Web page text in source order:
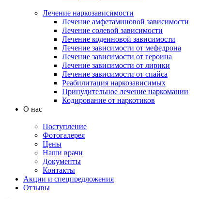
Лечение наркозависимости
Лечение амфетаминовой зависимости
Лечение солевой зависимости
Лечение кодеиновой зависимости
Лечение зависимости от мефедрона
Лечение зависимости от героина
Лечение зависимости от лирики
Лечение зависимости от спайса
Реабилитация наркозависимых
Принудительное лечение наркомании
Кодирование от наркотиков
О нас
Поступление
Фотогалерея
Цены
Наши врачи
Документы
Контакты
Акции и спецпредложения
Отзывы